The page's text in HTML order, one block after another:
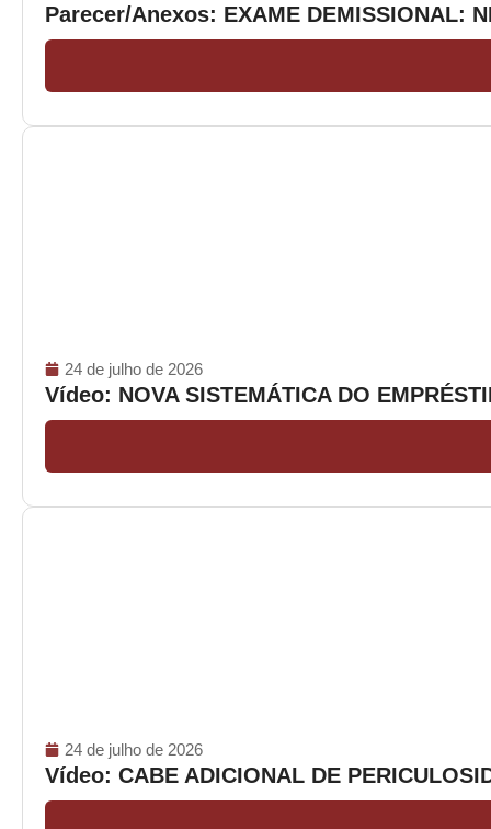
Parecer/Anexos: EXAME DEMISSIONAL:
24 de julho de 2026
Vídeo: NOVA SISTEMÁTICA DO
24 de julho de 2026
Vídeo: CABE ADICIONAL DE